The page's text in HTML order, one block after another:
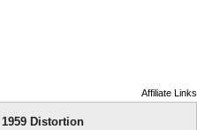
Affiliate Links
Distortion